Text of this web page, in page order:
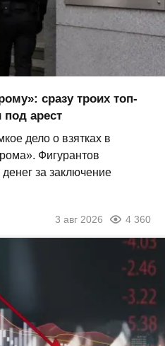
сразу троих топ-
арест
дело о взятках в
Фигурантов
за заключение
3 авг 2026 4 360